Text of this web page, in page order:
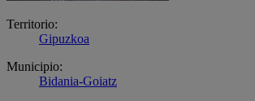
Territorio:
Gipuzkoa
Municipio:
Bidania-Goiatz